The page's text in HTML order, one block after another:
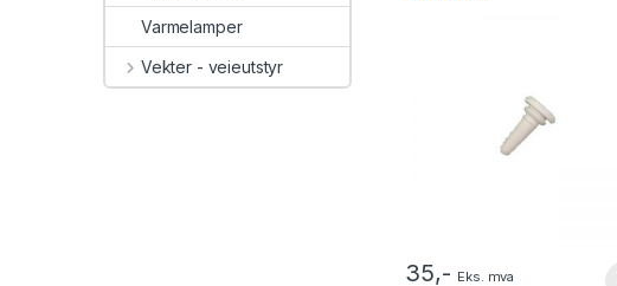
35,- Eks. mva
Varmelamper
Vekter - veieutstyr